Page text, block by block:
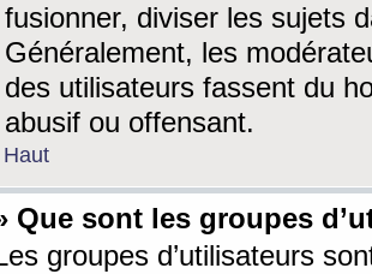
fusionner, diviser les sujets
Généralement, les
des utilisateurs fassent du
abusif ou offensant.
Haut
Que sont les groupes
groupes d’utilisateurs